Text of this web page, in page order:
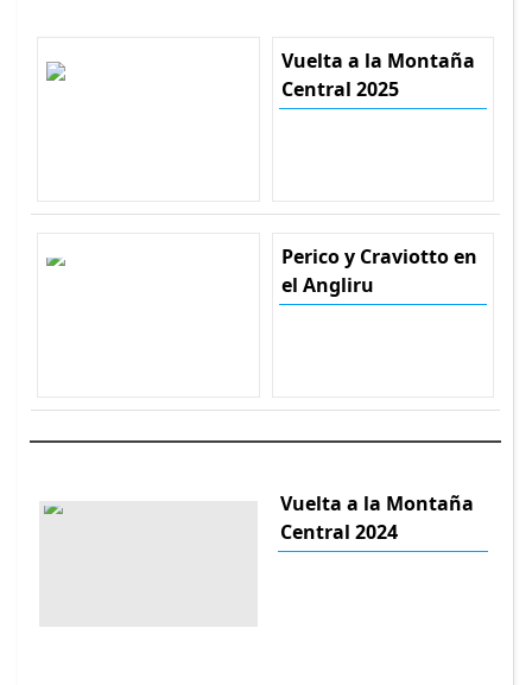
Vuelta a la Montaña
Central 2025
Perico y Craviotto en
el Angliru
Vuelta a la Montaña
Central 2024